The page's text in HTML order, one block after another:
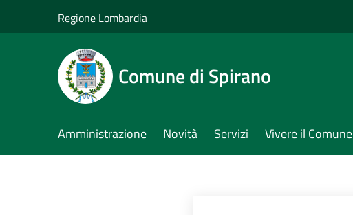
Regione Lombardia
Comune di Spirano
Amministrazione Novità Servizi Vivere il Comune